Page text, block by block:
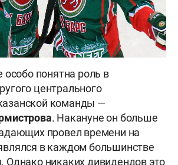
особо понятна роль в
центрального
команды —
. Накануне он больше
провел времени на
в каждом большинстве
Однако никаких дивидендов это